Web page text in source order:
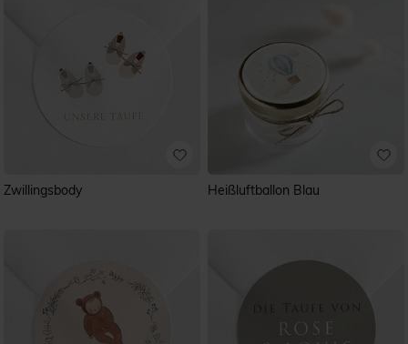
Zwillingsbody Heißluftballon Blau